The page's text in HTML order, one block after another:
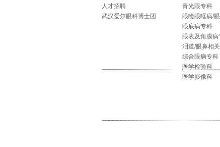
人才招聘
武汉爱尔眼科博士团
青光眼专科
眼睑眼眶病/
眼底病专科
眼表及角膜病
泪道/眼鼻相
综合眼病专科
医学检验科
医学影像科